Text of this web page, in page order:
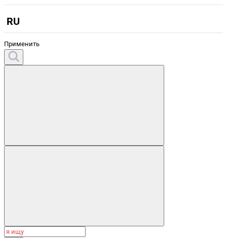
RU
Применить